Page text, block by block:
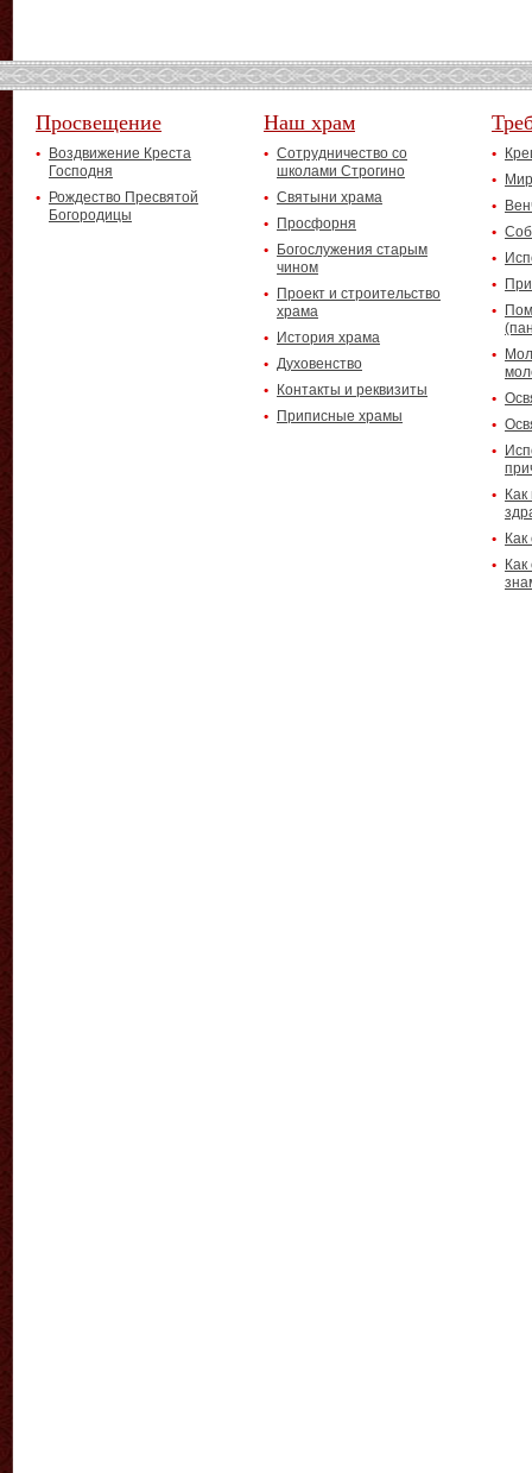
Просвещение
Воздвижение Креста
Господня
Рождество Пресвятой
Богородицы
Наш храм
Сотрудничество со
школами Строгино
Святыни храма
Просфорня
Богослужения старым
чином
Проект и строительство
храма
История храма
Духовенство
Контакты и реквизиты
Приписные храмы
Как